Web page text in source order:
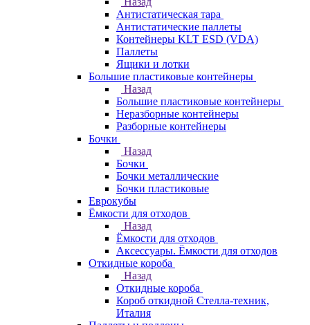
Антистатическая тара
Антистатические паллеты
Контейнеры KLT ESD (VDA)
Паллеты
Ящики и лотки
Большие пластиковые контейнеры
Назад
Большие пластиковые контейнеры
Неразборные контейнеры
Разборные контейнеры
Бочки
Назад
Бочки
Бочки металлические
Бочки пластиковые
Еврокубы
Ёмкости для отходов
Назад
Ёмкости для отходов
Аксессуары. Ёмкости для отходов
Откидные короба
Назад
Откидные короба
Короб откидной Стелла-техник,
Италия